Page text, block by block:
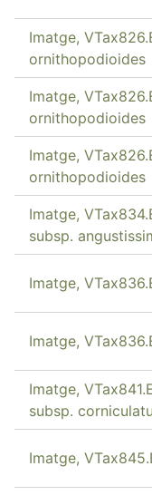
Imatge,
ornithopodioides
Imatge,
ornithopodioides
Imatge,
ornithopodioides
Imatge,
subsp.
Imatge,
Imatge,
Imatge,
subsp.
Imatge,